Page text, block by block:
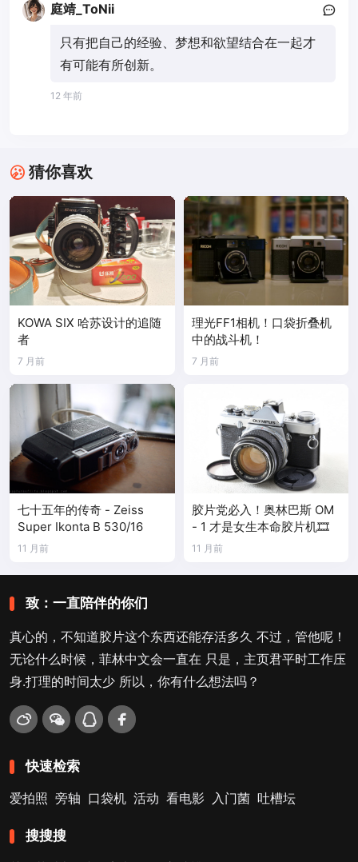
庭靖_ToNii
只有把自己的经验、梦想和欲望结合在一起才
有可能有所创新。
12 年前
猜你喜欢
KOWA SIX 哈苏设计的追随
者
7 月前
理光FF1相机！口袋折叠机
中的战斗机！
7 月前
七十五年的传奇 - Zeiss
Super Ikonta B 530/16
11 月前
胶片党必入！奥林巴斯 OM
- 1 才是女生本命胶片机🎞️
11 月前
致：一直陪伴的你们
真心的，不知道胶片这个东西还能存活多久 不过，管他呢！
无论什么时候，菲林中文会一直在 只是，主页君平时工作压
身.打理的时间太少 所以，你有什么想法吗？
快速检索
爱拍照 旁轴 口袋机 活动 看电影 入门菌 吐槽坛
搜搜搜